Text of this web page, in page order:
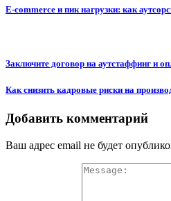
E-commerce и пик нагрузки: как
Заключите договор на аутстаффинг и
Как снизить кадровые риски на
Добавить комментарий
Ваш адрес email не будет